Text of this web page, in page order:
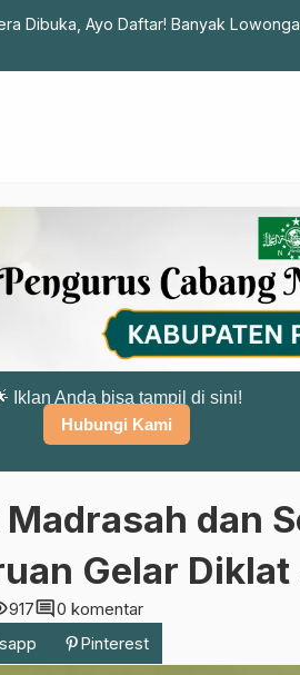
Dibuka, Ayo Daftar! Banyak
Iklan Anda bisa tampil di sini!
Hubungi Kami
dan
Gelar
917comment0 komentar
Pinterest